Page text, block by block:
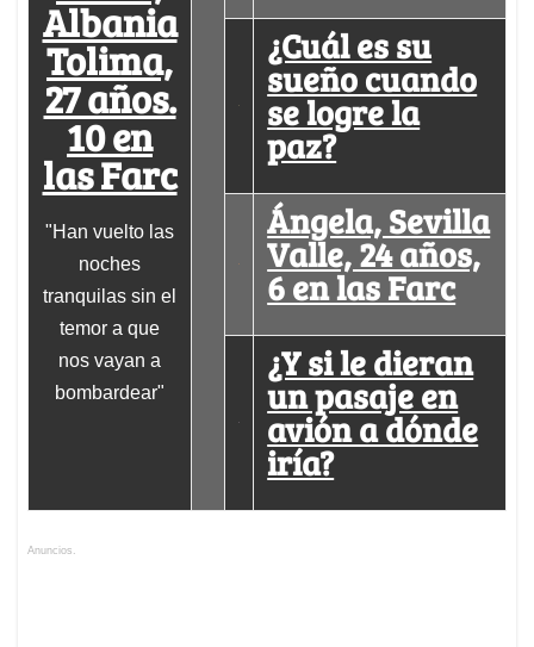
Albania
Tolima,
27 años.
10 en
las Farc
"Han vuelto las
noches
tranquilas sin el
temor a que
nos vayan a
bombardear"
¿Cuál es su
sueño cuando
se logre la
paz?
Ángela, Sevilla
Valle, 24 años,
6 en las Farc
¿Y si le dieran
un pasaje en
avión a dónde
iría?
Anuncios.